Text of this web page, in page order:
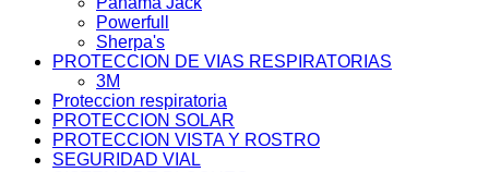
Powerfull
Sherpa's
PROTECCION DE VIAS RESPIRATORIAS
3M
Proteccion respiratoria
PROTECCION SOLAR
PROTECCION VISTA Y ROSTRO
SEGURIDAD VIAL